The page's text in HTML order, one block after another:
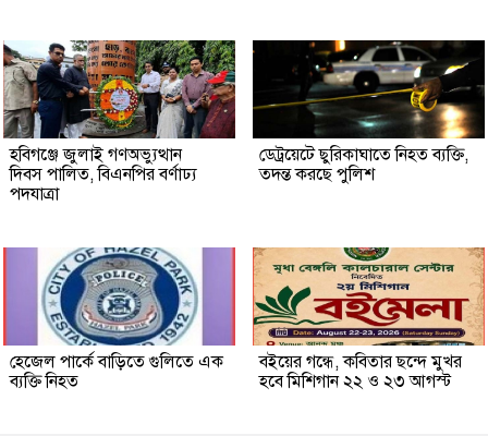
হবিগঞ্জে জুলাই গণঅভ্যুত্থান
দিবস পালিত, বিএনপির বর্ণাঢ্য
পদযাত্রা
ডেট্রয়েটে ছুরিকাঘাতে নিহত ব্যক্তি,
তদন্ত করছে পুলিশ
হেজেল পার্কে বাড়িতে গুলিতে এক
ব্যক্তি নিহত
বইয়ের গন্ধে, কবিতার ছন্দে মুখর
হবে মিশিগান ২২ ও ২৩ আগস্ট